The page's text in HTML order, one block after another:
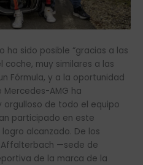
ha sido posible “gracias a las
muy similares a las
Fórmula, y a la oportunidad
AMG ha
orgulloso de todo el equipo
participado en este
alcanzado. De los
—sede de
de la marca de la